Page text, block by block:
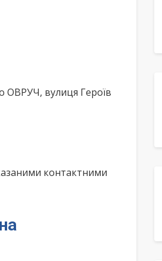
вулиця Героїв
контактними